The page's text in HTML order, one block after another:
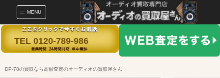
MENU
TEL 0120-789-986
DP-78の買取なら高額査定のオーディオの買取屋さん